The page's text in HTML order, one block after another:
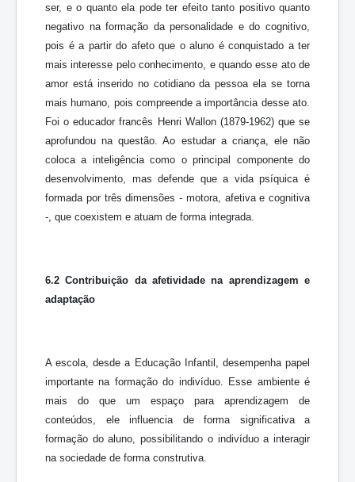
ser, e o quanto ela pode ter efeito tanto positivo quanto
negativo na formação da personalidade e do cognitivo,
pois é a partir do afeto que o aluno é conquistado a ter
mais interesse pelo conhecimento, e quando esse ato de
amor está inserido no cotidiano da pessoa ela se torna
mais humano, pois compreende a importância desse ato.
Foi o educador francês Henri Wallon (1879-1962) que se
aprofundou na questão. Ao estudar a criança, ele não
coloca a inteligência como o principal componente do
desenvolvimento, mas defende que a vida psíquica é
formada por três dimensões - motora, afetiva e cognitiva
-, que coexistem e atuam de forma integrada.
6.2 Contribuição da afetividade na aprendizagem e
adaptação
A escola, desde a Educação Infantil, desempenha papel
importante na formação do indivíduo. Esse ambiente é
mais do que um espaço para aprendizagem de
conteúdos, ele influencia de forma significativa a
formação do aluno, possibilitando o indivíduo a interagir
na sociedade de forma construtiva.